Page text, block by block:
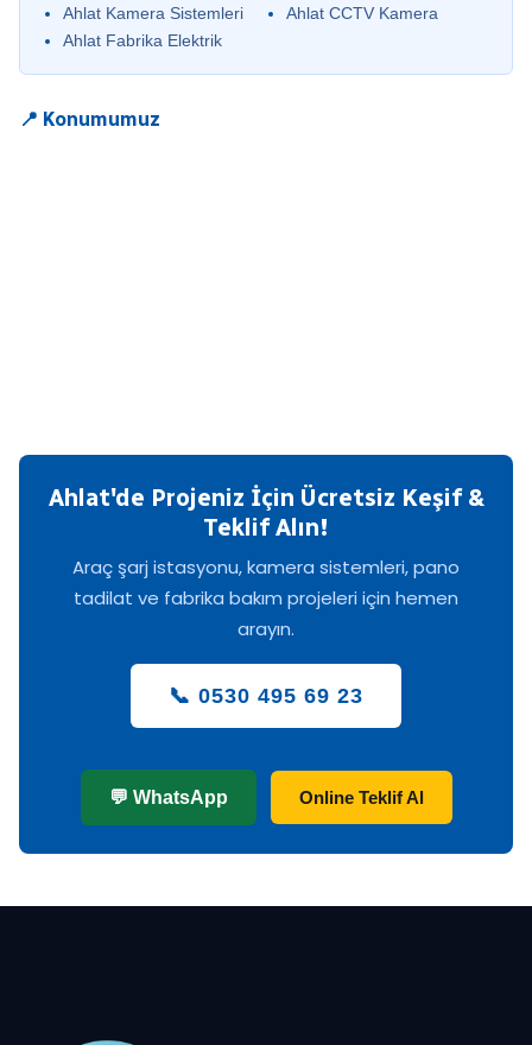
Ahlat Kamera Sistemleri
Ahlat Fabrika Elektrik
Ahlat CCTV Kamera
📍 Konumumuz
Ahlat'de Projeniz İçin Ücretsiz Keşif &
Teklif Alın!
Araç şarj istasyonu, kamera sistemleri, pano
tadilat ve fabrika bakım projeleri için hemen
arayın.
📞 0530 495 69 23
💬 WhatsApp Online Teklif Al